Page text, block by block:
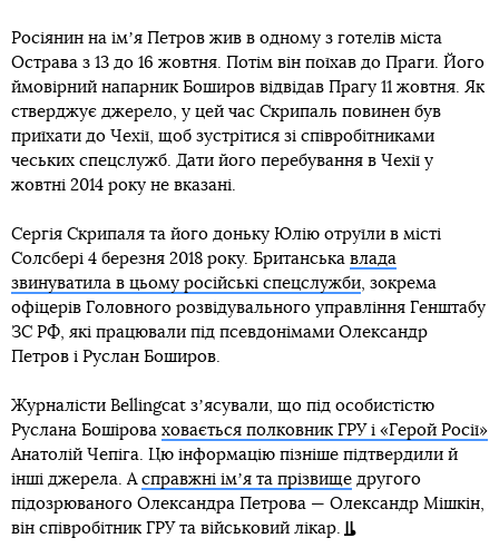
Росіянин на імʼя Петров жив в одному з готелів міста
Острава з 13 до 16 жовтня. Потім він поїхав до Праги. Його
ймовірний напарник Боширов відвідав Прагу 11 жовтня. Як
стверджує джерело, у цей час Скрипаль повинен був
приїхати до Чехії, щоб зустрітися зі співробітниками
чеських спецслужб. Дати його перебування в Чехії у
жовтні 2014 року не вказані.
Сергія Скрипаля та його доньку Юлію отруїли в місті
Солсбері 4 березня 2018 року. Британська влада
звинуватила в цьому російські спецслужби, зокрема
офіцерів Головного розвідувального управління Генштабу
ЗС РФ, які працювали під псевдонімами Олександр
Петров і Руслан Боширов.
Журналісти Bellingcat зʼясували, що під особистістю
Руслана Бошірова ховається полковник ГРУ і «Герой Росії»
Анатолій Чепіга. Цю інформацію пізніше підтвердили й
інші джерела. А справжні імʼя та прізвище другого
підозрюваного Олександра Петрова — Олександр Мішкін,
він співробітник ГРУ та військовий лікар.